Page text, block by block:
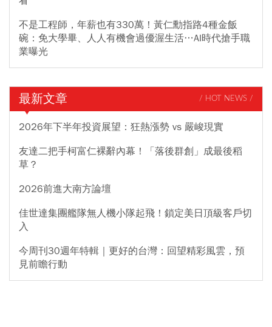
不是工程師，年薪也有330萬！黃仁勳指路4種金飯
碗：免大學畢、人人有機會過優渥生活…AI時代搶手職
業曝光
最新文章 / HOT NEWS /
2026年下半年投資展望：狂熱漲勢 vs 嚴峻現實
友達二把手柯富仁裸辭內幕！「落後群創」成最後稻
草？
2026前進大南方論壇
佳世達集團艦隊無人機小隊起飛！鎖定美日頂級客戶切
入
今周刊30週年特輯｜更好的台灣：回望精彩風雲，預
見前瞻行動